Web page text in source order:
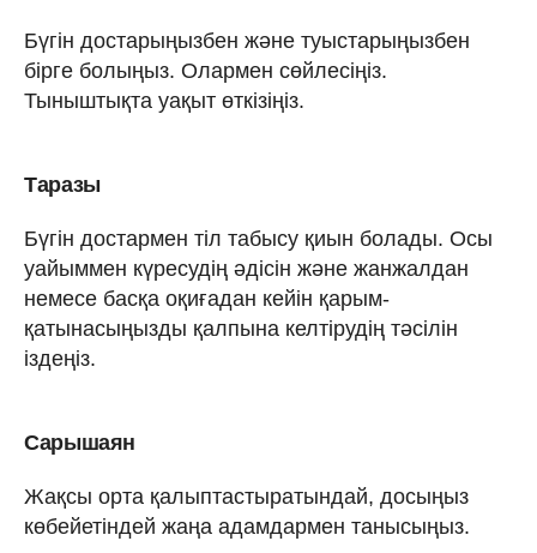
Бүгін достарыңызбен және туыстарыңызбен
бірге болыңыз. Олармен сөйлесіңіз.
Тыныштықта уақыт өткізіңіз.
Таразы
Бүгін достармен тіл табысу қиын болады. Осы
уайыммен күресудің әдісін және жанжалдан
немесе басқа оқиғадан кейін қарым-
қатынасыңызды қалпына келтірудің тәсілін
іздеңіз.
Сарышаян
Жақсы орта қалыптастыратындай, досыңыз
көбейетіндей жаңа адамдармен танысыңыз.